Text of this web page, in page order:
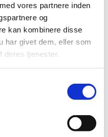
vores partnere inden
og
kan kombinere disse
har givet dem, eller som
deres tjenester.
kunne